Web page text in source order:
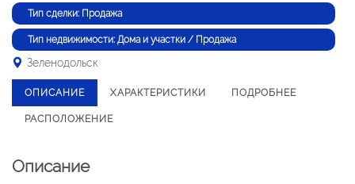
Тип сделки: Продажа
Тип недвижимости: Дома и участки / Продажа
Зеленодольск
ОПИСАНИЕ ХАРАКТЕРИСТИКИ ПОДРОБНЕЕ
РАСПОЛОЖЕНИЕ
Описание